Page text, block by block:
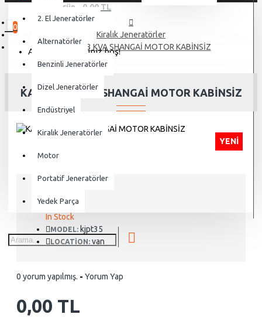
0 ürün - 0,00 TL
0
Alışveriş sepetiniz boş!
2. El Jeneratörler
Alternatörler
Benzinli Jeneratörler
Dizel Jeneratörler
Endüstriyel
Kiralık Jeneratörler
Motor
Portatif Jeneratörler
Yedek Parça
Kiralık Jeneratörler
KARJEN 33 KVA SHANGAİ MOTOR KABİNSİZ
KARJEN 33 KVA SHANGAİ MOTOR KABİNSİZ
YENI
STOCK:
In Stock
MODEL: kjpt35
LOCATION: van
0 yorum yapılmış. - Yorum Yap
0,00 TL